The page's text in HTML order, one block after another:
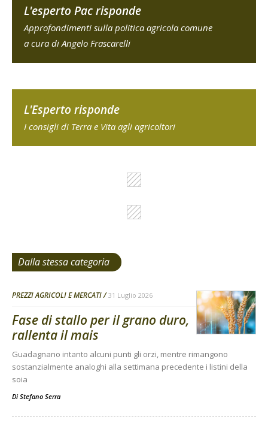
L'esperto Pac risponde
Approfondimenti sulla politica agricola comune
a cura di Angelo Frascarelli
L'Esperto risponde
I consigli di Terra e Vita agli agricoltori
Dalla stessa categoria
PREZZI AGRICOLI E MERCATI 31 Luglio 2026
Fase di stallo per il grano duro,
rallenta il mais
Guadagnano intanto alcuni punti gli orzi, mentre rimangono
sostanzialmente analoghi alla settimana precedente i listini della
soia
Di Stefano Serra